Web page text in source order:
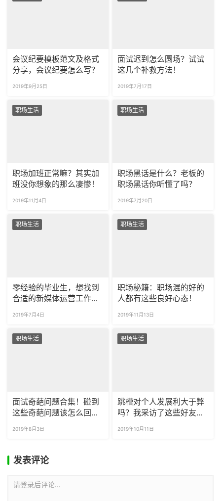
会议纪要模板范文及格式
分享，会议纪要怎么写？
2019年9月25日
面试迟到怎么圆场？试试
这几个补救方法！
2019年7月17日
职场生活
职场加班正常嘛？其实加
班没你想象的那么凄惨！
2019年11月4日
职场生活
职场黑话是什么？老板的
职场黑话你听懂了吗？
2019年7月20日
职场生活
零经验的毕业生，想找到
合适的新媒体运营工作需
2019年7月4日
职场生活
职场秘籍：职场混的好的
人都有这些良好心态！
2019年11月13日
职场生活
面试奇葩问题合集！碰到
这些奇葩问题该怎么回
2019年8月3日
职场生活
跳槽对个人发展利大于弊
吗？我采访了这些好友的
2019年10月11日
发表评论
请登录后评论...